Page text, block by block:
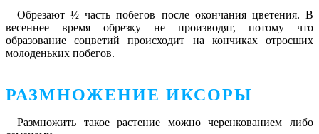
Обрезают ½ часть побегов после окончания цветения. В
весеннее время обрезку не производят, потому что
образование соцветий происходит на кончиках отросших
молоденьких побегов.
РАЗМНОЖЕНИЕ ИКСОРЫ
Размножить такое растение можно черенкованием либо